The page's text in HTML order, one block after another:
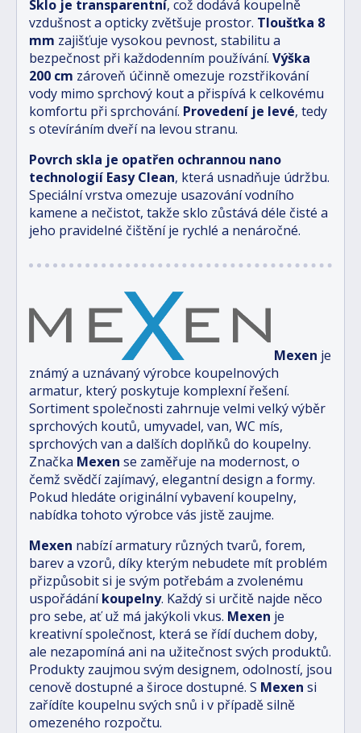
Sklo je transparentní, což dodává koupelně
vzdušnost a opticky zvětšuje prostor. Tloušťka 8
mm zajišťuje vysokou pevnost, stabilitu a
bezpečnost při každodenním používání. Výška
200 cm zároveň účinně omezuje rozstřikování
vody mimo sprchový kout a přispívá k celkovému
komfortu při sprchování. Provedení je levé, tedy
s otevíráním dveří na levou stranu.
Povrch skla je opatřen ochrannou nano
technologií Easy Clean, která usnadňuje údržbu.
Speciální vrstva omezuje usazování vodního
kamene a nečistot, takže sklo zůstává déle čisté a
jeho pravidelné čištění je rychlé a nenáročné.
Mexen je
známý a uznávaný výrobce koupelnových
armatur, který poskytuje komplexní řešení.
Sortiment společnosti zahrnuje velmi velký výběr
sprchových koutů, umyvadel, van, WC mís,
sprchových van a dalších doplňků do koupelny.
Značka Mexen se zaměřuje na modernost, o
čemž svědčí zajímavý, elegantní design a formy.
Pokud hledáte originální vybavení koupelny,
nabídka tohoto výrobce vás jistě zaujme.
Mexen nabízí armatury různých tvarů, forem,
barev a vzorů, díky kterým nebudete mít problém
přizpůsobit si je svým potřebám a zvolenému
uspořádáníkoupelny. Každý si určitě najde něco
pro sebe, ať už má jakýkoli vkus. Mexen je
kreativní společnost, která se řídí duchem doby,
ale nezapomíná ani na užitečnost svých produktů.
Produkty zaujmou svým designem, odolností, jsou
cenově dostupné a široce dostupné. S Mexen si
zařídíte koupelnu svých snů i v případě silně
omezeného rozpočtu.